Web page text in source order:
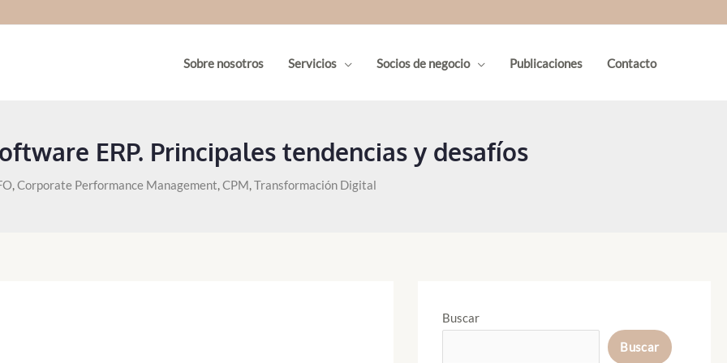
Sobre nosotros Servicios Socios de negocio Publicaciones Contacto
ERP. Principales tendencias y desafíos
,Corporate Performance Management,CPM,Transformación Digital
Buscar
Buscar